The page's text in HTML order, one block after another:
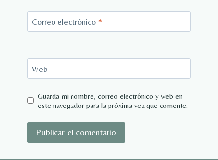
Correo electrónico *
Web
Guarda mi nombre, correo electrónico y web en
este navegador para la próxima vez que comente.